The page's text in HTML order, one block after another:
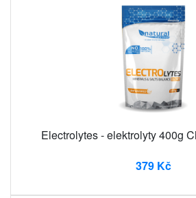
Electrolytes - elektrolyty 400g
379 Kč